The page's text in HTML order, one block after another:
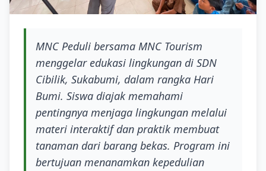
MNC Peduli bersama MNC Tourism
menggelar edukasi lingkungan di SDN
Cibilik, Sukabumi, dalam rangka Hari
Bumi. Siswa diajak memahami
pentingnya menjaga lingkungan melalui
materi interaktif dan praktik membuat
tanaman dari barang bekas. Program ini
bertujuan menanamkan kepedulian